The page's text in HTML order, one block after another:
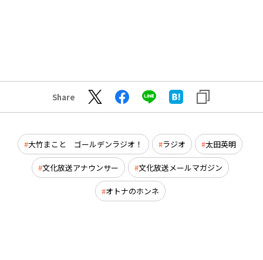
Share
大竹まこと ゴールデンラジオ！ ラジオ 太田英明
文化放送アナウンサー 文化放送メールマガジン
オトナのホンネ